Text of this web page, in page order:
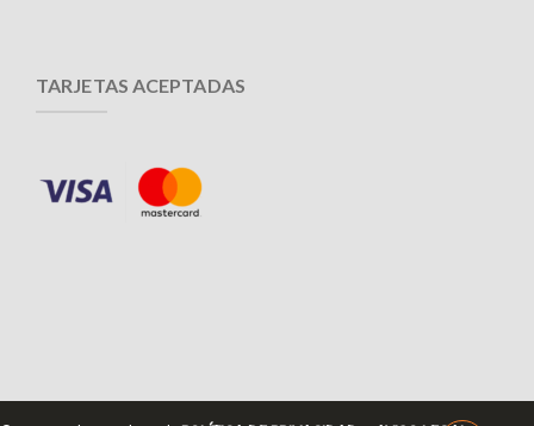
TARJETAS ACEPTADAS